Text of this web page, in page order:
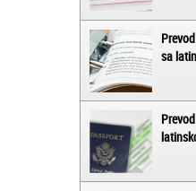
sa